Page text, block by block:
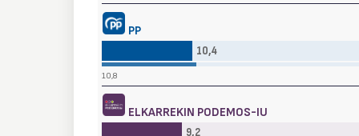
PP
10,4
10,8
ELKARREKIN PODEMOS-IU
9,2